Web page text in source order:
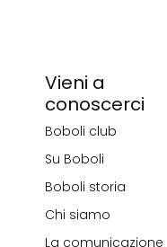
Vieni a
conoscerci
Boboli club
Su Boboli
Boboli storia
Chi siamo
La comunicazione